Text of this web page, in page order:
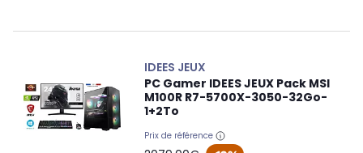
IDEES JEUX
PC Gamer IDEES JEUX Pack MSI
M100R R7-5700X-3050-32Go-
1+2To
Prix de référence